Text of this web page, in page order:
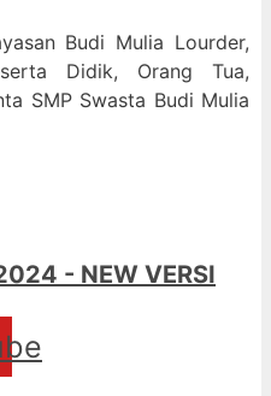
Budi Mulia Lourder,
Didik, Orang Tua,
SMP Swasta Budi Mulia
- NEW VERSI